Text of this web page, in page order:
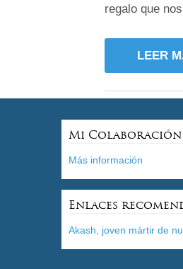
regalo que
LEER
Mi Colaboración
Más información
Enlaces
Akash, joven mártir de